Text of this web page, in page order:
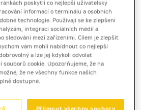
poskytli co nejlepší uživatelský
informací o terminálu a osobních
technologie. Používají se ke zlepšení
integraci sociálních médií a
sledování mezi zařízeními. Cílem je zlepšit
vám mohli nabídnout co nejlepší
a lze jej kdykoli odvolat
cookie. Upozorňujeme, že na
že ne všechny funkce našich
dostupné.